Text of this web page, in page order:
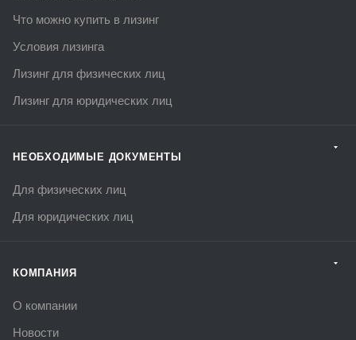
Что можно купить в лизинг
Условия лизинга
Лизинг для физических лиц
Лизинг для юридических лиц
НЕОБХОДИМЫЕ ДОКУМЕНТЫ
Для физических лиц
Для юридических лиц
КОМПАНИЯ
О компании
Новости